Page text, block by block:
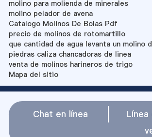
molino para molienda de minerales
molino pelador de avena
Catalogo Molinos De Bolas Pdf
precio de molinos de rotomartillo
que cantidad de agua levanta un molino
piedras caliza chancadoras de linea
venta de molinos harineros de trigo
Mapa del sitio
Chat en línea